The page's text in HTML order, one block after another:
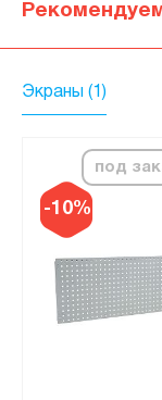
Экраны (1)
-10%
под